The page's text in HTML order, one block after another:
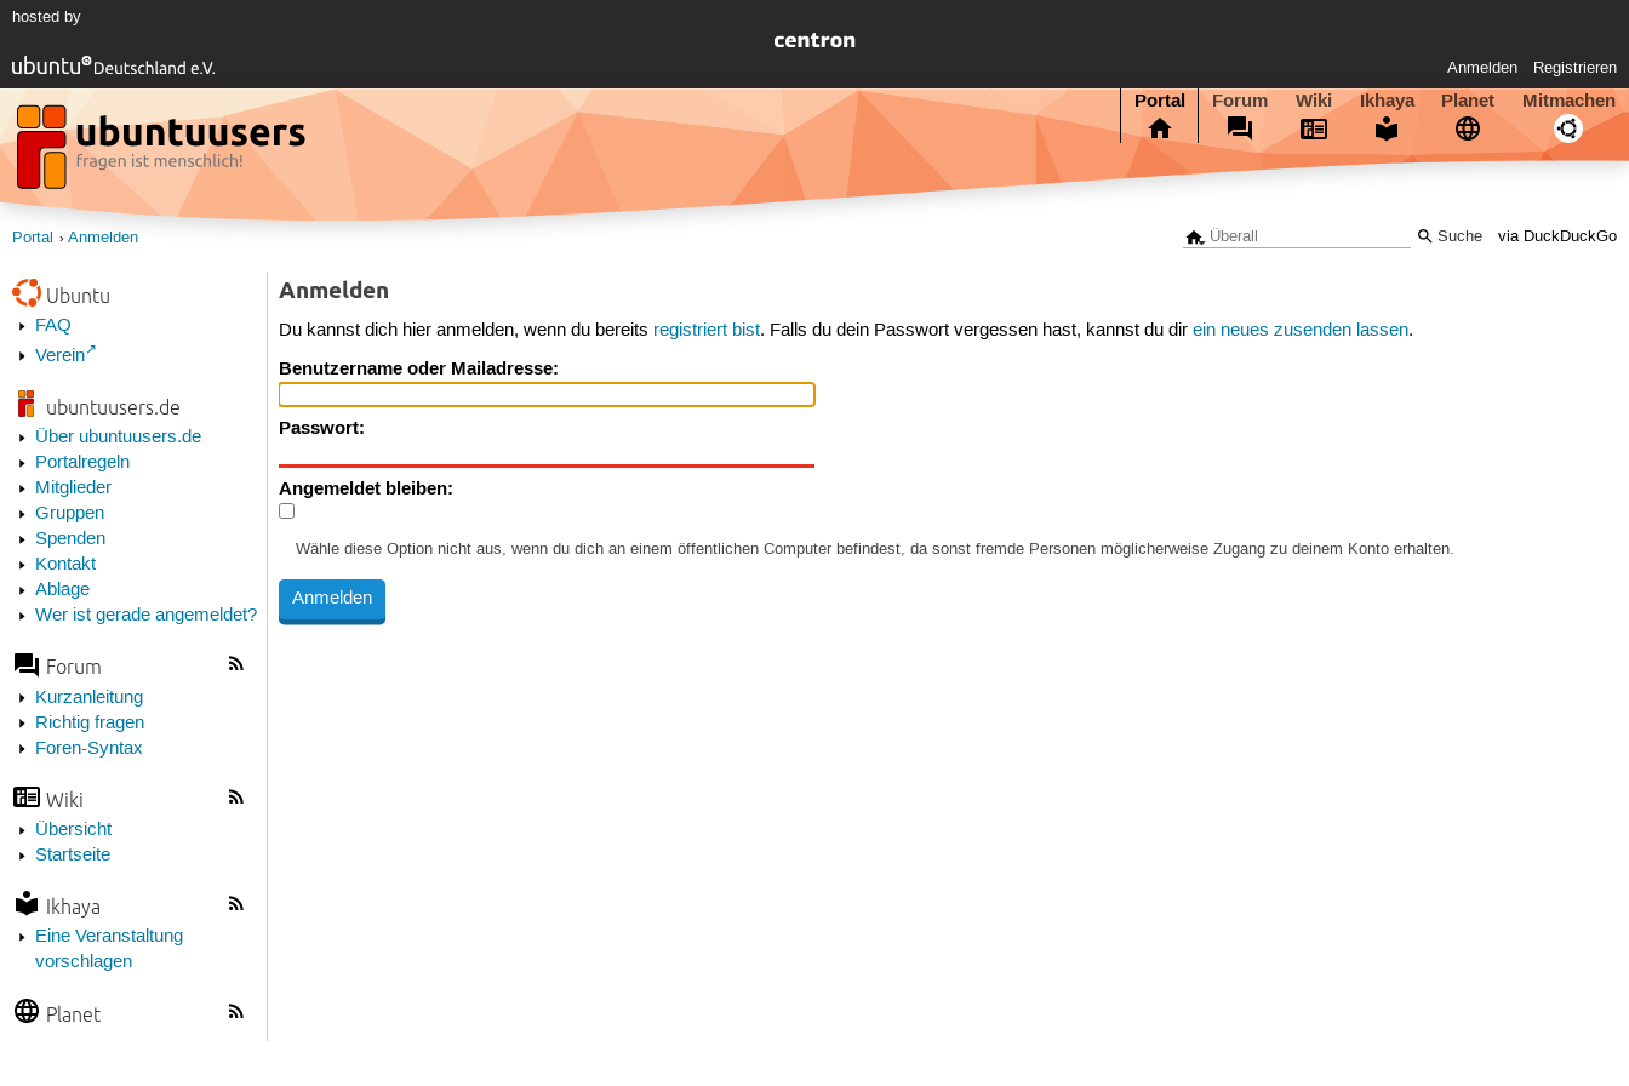
hosted by
Anmelden Registrieren
Portal Forum Wiki Ikhaya Planet Mitmachen
via DuckDuckGo
Portal Anmelden
Ubuntu
FAQ
Verein
ubuntuusers.de
Über ubuntuusers.de
Portalregeln
Mitglieder
Gruppen
Spenden
Kontakt
Ablage
Wer ist gerade angemeldet?
Forum
Kurzanleitung
Richtig fragen
Foren-Syntax
Wiki
Übersicht
Startseite
Ikhaya
Eine Veranstaltung
vorschlagen
Planet
Anmelden
Du kannst dich hier anmelden, wenn du bereits registriert bist. Falls du dein Passwort vergessen hast, kannst du direin neues zusenden lassen.
Benutzername oder Mailadresse:
Passwort:
Angemeldet bleiben:
Wähle diese Option nicht aus, wenn du dich an einem öffentlichen Computer befindest, da sonst fremde Personen möglicherweise Zugang zu deinem Konto erhalten.